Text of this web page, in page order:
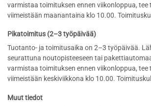
varmistaa toimituksen ennen viikonloppua, tee
viimeistään maanantaina klo 10.00.
Pikatoimitus (2–3 työpäivää)
Tuotanto- ja toimitusaika on 2–3 työpäivää.
seurattuna noutopisteeseen tai
varmistaa toimituksen ennen viikonloppua, tee
viimeistään keskiviikkona klo 10.00.
Muut tiedot